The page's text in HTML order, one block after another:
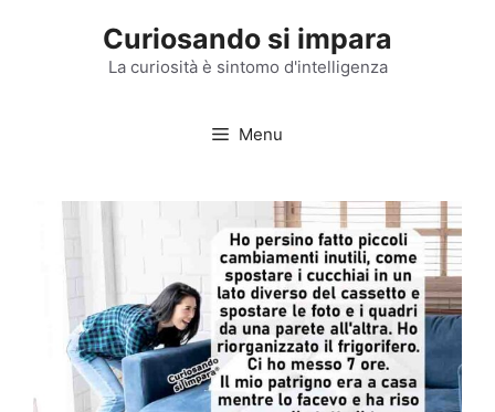
Curiosando si impara
La curiosità è sintomo d'intelligenza
Menu